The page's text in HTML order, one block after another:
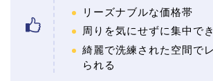
リーズナブルな価格帯
周りを気にせずに集中で
綺麗で洗練された空間で
られる